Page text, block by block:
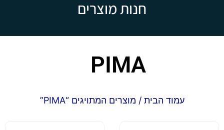
חנות מוצרים
PIMA
עמוד הבית / מוצרים המתויגים “PIMA”